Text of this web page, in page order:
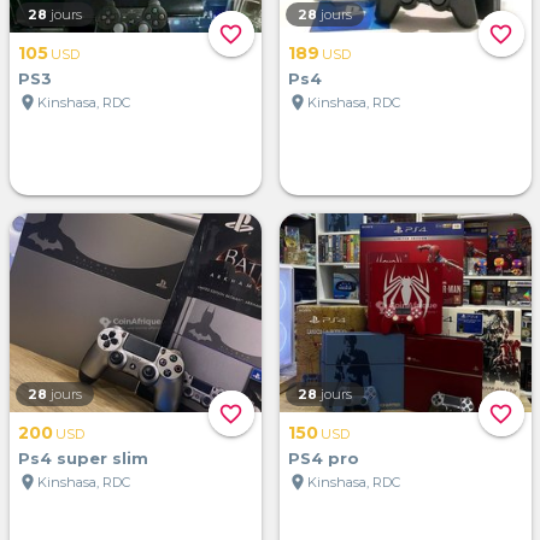
favorite_border
28 jours
105 USD
PS3
location_on Kinshasa, RDC
favorite_border
28 jours
189 USD
Ps4
location_on Kinshasa, RDC
favorite_border
28 jours
200 USD
Ps4 super slim
location_on Kinshasa, RDC
favorite_border
28 jours
150 USD
PS4 pro
location_on Kinshasa, RDC